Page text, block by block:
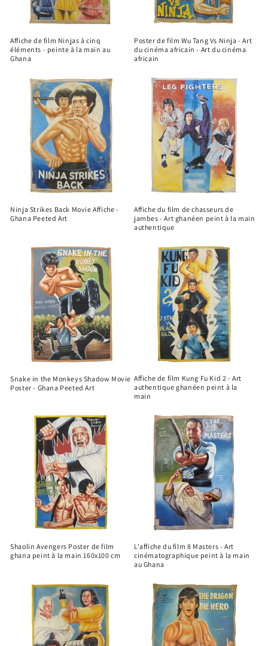
Affiche de film Ninjas à cinq
éléments - peinte à la main au
Ghana
Poster de film Wu Tang Vs Ninja - Art
du cinéma africain - Art du cinéma
africain
Ninja Strikes Back Movie Affiche -
Ghana Peeted Art
Affiche du film de chasseurs de
jambes - Art ghanéen peint à la main
authentique
Snake in the Monkeys Shadow Movie
Poster - Ghana Peeted Art
Affiche de film Kung Fu Kid 2 - Art
authentique ghanéen peint à la
main
Shaolin Avengers Poster de film
ghana peint à la main 160x100 cm
L'affiche du film 8 Masters - Art
cinématographique peint à la main
au Ghana